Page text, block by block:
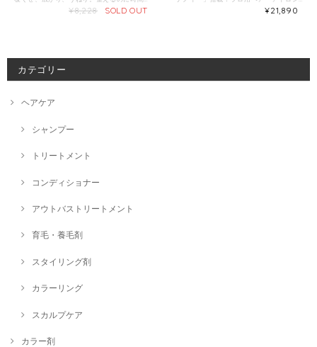
¥8,228 SOLD OUT ¥21,890
カテゴリー
ヘアケア
シャンプー
トリートメント
コンディショナー
アウトバストリートメント
育毛・養毛剤
スタイリング剤
カラーリング
スカルプケア
カラー剤